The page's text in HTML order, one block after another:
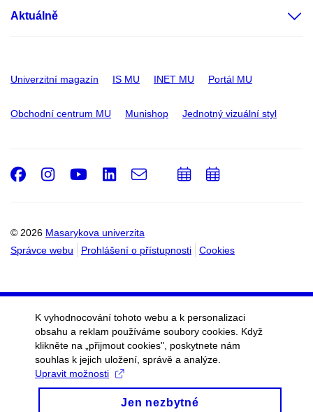
Aktuálně
Univerzitní magazín IS MU INET MU Portál MU
Obchodní centrum MU Munishop Jednotný vizuální styl
© 2026 Masarykova univerzita
Správce webu
Prohlášení o přístupnosti Cookies
Facebook
Instagram
Youtube
LinkedIn
e-
PřidatPřidat
K vyhodnocování tohoto webu a k personalizaci
obsahu a reklam používáme soubory cookies. Když
klikněte na „přijmout cookies", poskytnete nám
souhlas k jejich uložení, správě a analýze.
Upravit možnosti
Jen nezbytné